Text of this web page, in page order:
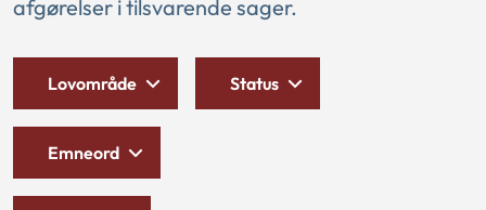
afgørelser i tilsvarende sager.
Lovområde Status
Emneord